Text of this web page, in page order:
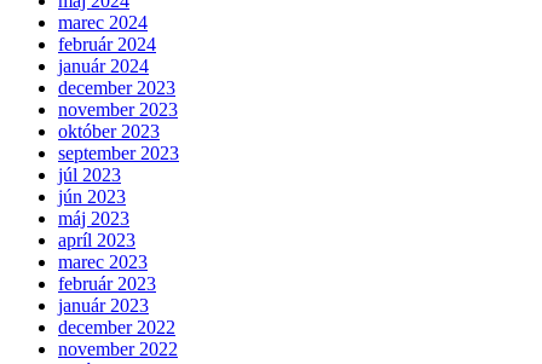
marec 2024
február 2024
január 2024
december 2023
november 2023
október 2023
september 2023
júl 2023
jún 2023
máj 2023
apríl 2023
marec 2023
február 2023
január 2023
december 2022
november 2022